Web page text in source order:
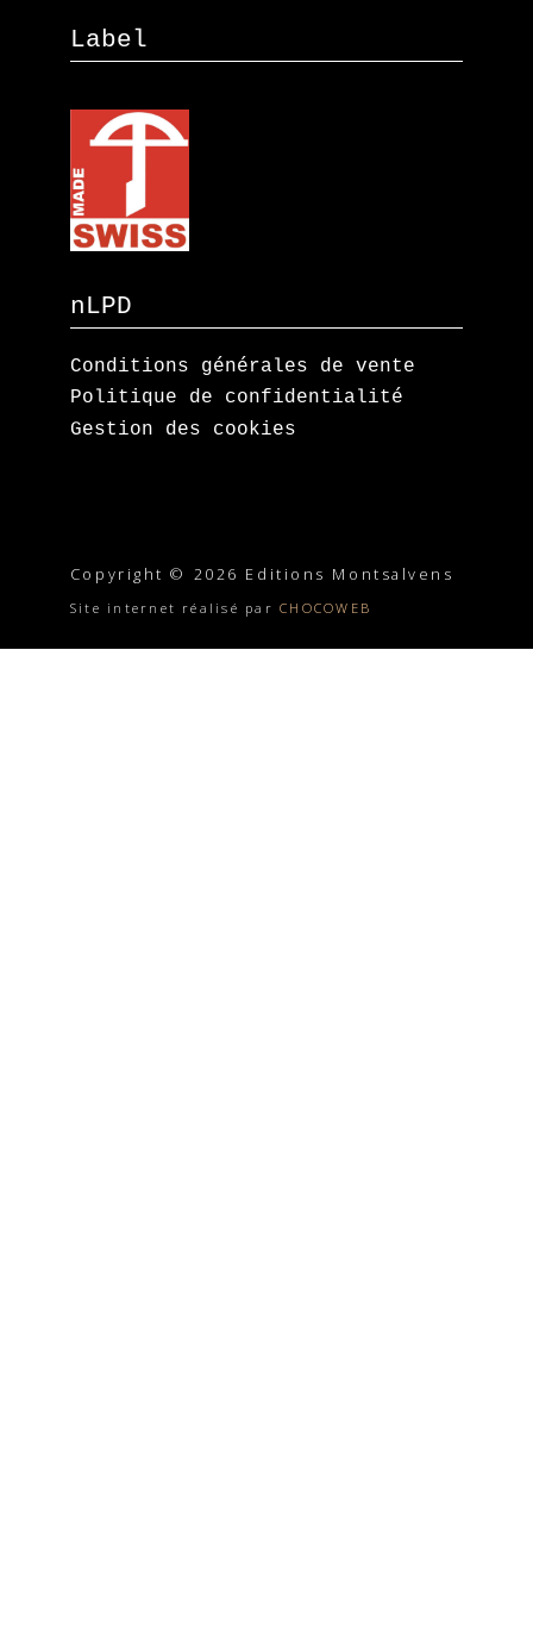
Label
nLPD
Conditions générales de vente
Politique de confidentialité
Gestion des cookies
Copyright © 2026 Editions Montsalvens
Site internet réalisé parCHOCOWEB